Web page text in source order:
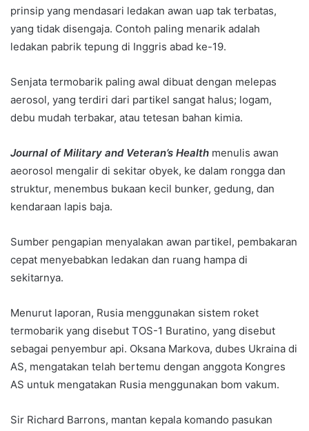
prinsip yang mendasari ledakan awan uap tak terbatas,
yang tidak disengaja. Contoh paling menarik adalah
ledakan pabrik tepung di Inggris abad ke-19.
Senjata termobarik paling awal dibuat dengan melepas
aerosol, yang terdiri dari partikel sangat halus; logam,
debu mudah terbakar, atau tetesan bahan kimia.
Journal of Military and Veteran’s Health menulis awan
aeorosol mengalir di sekitar obyek, ke dalam rongga dan
struktur, menembus bukaan kecil bunker, gedung, dan
kendaraan lapis baja.
Sumber pengapian menyalakan awan partikel, pembakaran
cepat menyebabkan ledakan dan ruang hampa di
sekitarnya.
Menurut laporan, Rusia menggunakan sistem roket
termobarik yang disebut TOS-1 Buratino, yang disebut
sebagai penyembur api. Oksana Markova, dubes Ukraina di
AS, mengatakan telah bertemu dengan anggota Kongres
AS untuk mengatakan Rusia menggunakan bom vakum.
Sir Richard Barrons, mantan kepala komando pasukan